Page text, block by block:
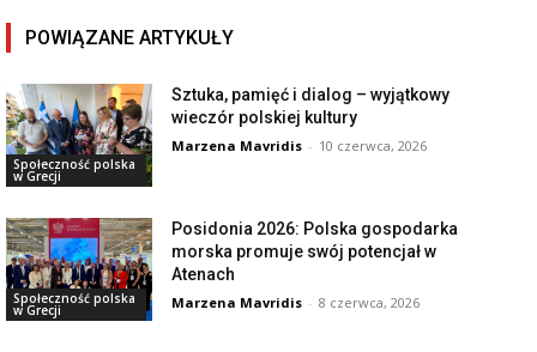
POWIĄZANE ARTYKUŁY
Społeczność polska
w Grecji
Sztuka, pamięć i dialog – wyjątkowy
wieczór polskiej kultury
Marzena Mavridis - 10 czerwca, 2026
Społeczność polska
w Grecji
Posidonia 2026: Polska gospodarka
morska promuje swój potencjał w
Atenach
Marzena Mavridis - 8 czerwca, 2026